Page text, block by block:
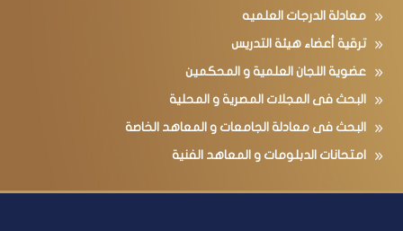
معادلة الدرجات العلميه
ترقية أعضاء هيئة التدريس
عضوية اللجان العلمية و المحكمين
البحث فى المجلات المصرية و المحلية
البحث فى معادلة الجامعات و المعاهد الخاصة
امتحانات الدبلومات و المعاهد الفنية